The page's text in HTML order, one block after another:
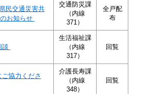
民交通災害共
お知らせ
交通防災課
（内線
371）
全戸配
布
談
生活福祉課
（内線
317）
回覧
協力くださ
介護長寿課
（内線
348）
回覧